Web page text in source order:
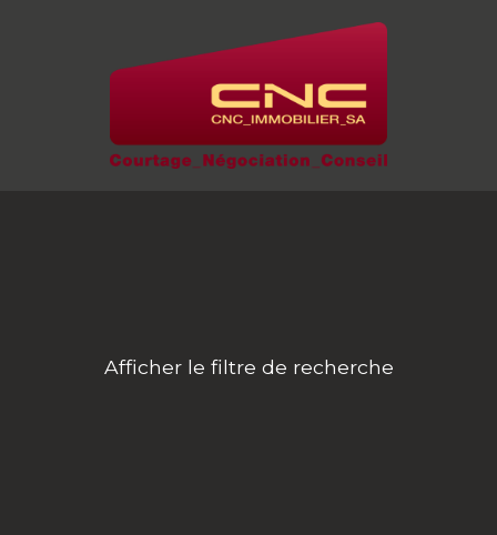
Afficher le filtre de recherche